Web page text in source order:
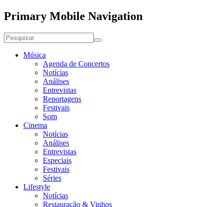
Primary Mobile Navigation
Música
Agenda de Concertos
Notícias
Análises
Entrevistas
Reportagens
Festivais
Som
Cinema
Notícias
Análises
Entrevistas
Especiais
Festivais
Séries
Lifestyle
Notícias
Restauração & Vinhos